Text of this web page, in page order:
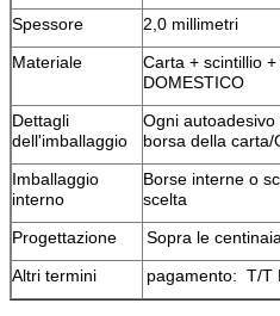
Spessore
2,0 millimetri
Materiale
Carta + scintillio
DOMESTICO
Dettagli
dell'imballaggio
Ogni
borsa della carta/
Imballaggio
interno
Borse interne o
scelta
Progettazione
Sopra le
Altri termini
pagamento: T/T